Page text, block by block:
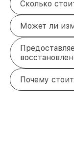
Сколько
Может ли
Почему